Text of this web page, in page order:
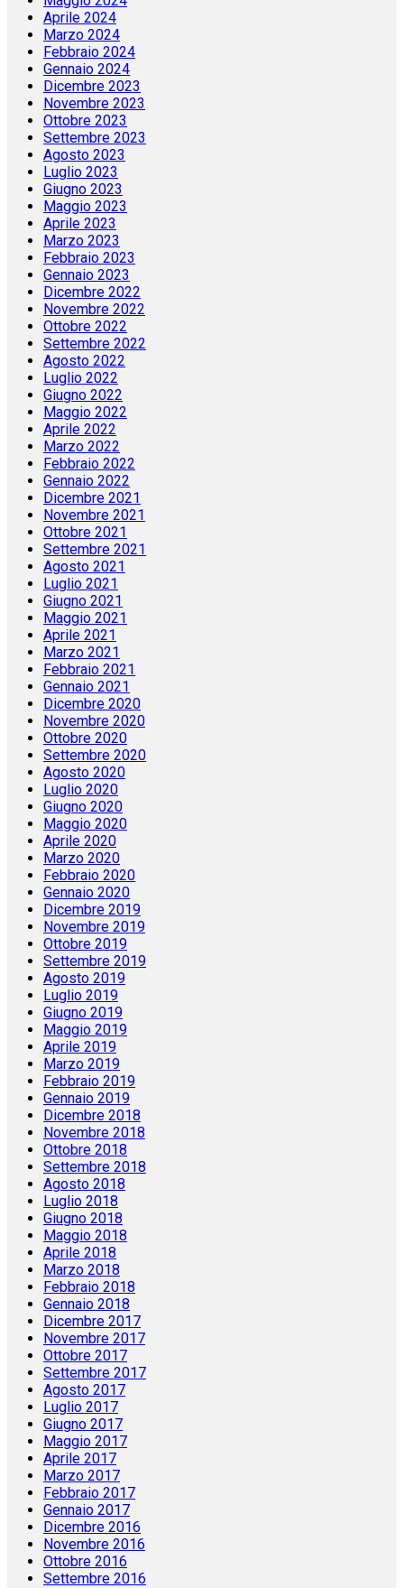
Aprile 2024
Marzo 2024
Febbraio 2024
Gennaio 2024
Dicembre 2023
Novembre 2023
Ottobre 2023
Settembre 2023
Agosto 2023
Luglio 2023
Giugno 2023
Maggio 2023
Aprile 2023
Marzo 2023
Febbraio 2023
Gennaio 2023
Dicembre 2022
Novembre 2022
Ottobre 2022
Settembre 2022
Agosto 2022
Luglio 2022
Giugno 2022
Maggio 2022
Aprile 2022
Marzo 2022
Febbraio 2022
Gennaio 2022
Dicembre 2021
Novembre 2021
Ottobre 2021
Settembre 2021
Agosto 2021
Luglio 2021
Giugno 2021
Maggio 2021
Aprile 2021
Marzo 2021
Febbraio 2021
Gennaio 2021
Dicembre 2020
Novembre 2020
Ottobre 2020
Settembre 2020
Agosto 2020
Luglio 2020
Giugno 2020
Maggio 2020
Aprile 2020
Marzo 2020
Febbraio 2020
Gennaio 2020
Dicembre 2019
Novembre 2019
Ottobre 2019
Settembre 2019
Agosto 2019
Luglio 2019
Giugno 2019
Maggio 2019
Aprile 2019
Marzo 2019
Febbraio 2019
Gennaio 2019
Dicembre 2018
Novembre 2018
Ottobre 2018
Settembre 2018
Agosto 2018
Luglio 2018
Giugno 2018
Maggio 2018
Aprile 2018
Marzo 2018
Febbraio 2018
Gennaio 2018
Dicembre 2017
Novembre 2017
Ottobre 2017
Settembre 2017
Agosto 2017
Luglio 2017
Giugno 2017
Maggio 2017
Aprile 2017
Marzo 2017
Febbraio 2017
Gennaio 2017
Dicembre 2016
Novembre 2016
Ottobre 2016
Settembre 2016